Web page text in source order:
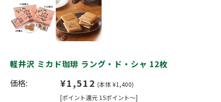
軽井沢 ミカド珈琲 ラング・ド・シャ 12枚
価格:
¥1,512 (本体 ¥1,400)
[ポイント還元 15ポイント～]